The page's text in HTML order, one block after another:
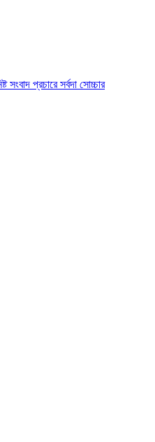
প্রচারে সর্বদা সোচ্চার